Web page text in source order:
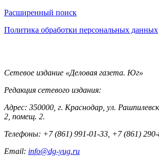
Информация
Расширенный поиск
Политика обработки персональных данных
Контакты
Сетевое издание «Деловая газета. Юг»
Редакция сетевого издания:
Адрес: 350000, г. Краснодар, ул.
2, помещ. 2.
Телефоны: +7 (861) 991-01-33, +7 (861)
Email: info@dg-yug.ru